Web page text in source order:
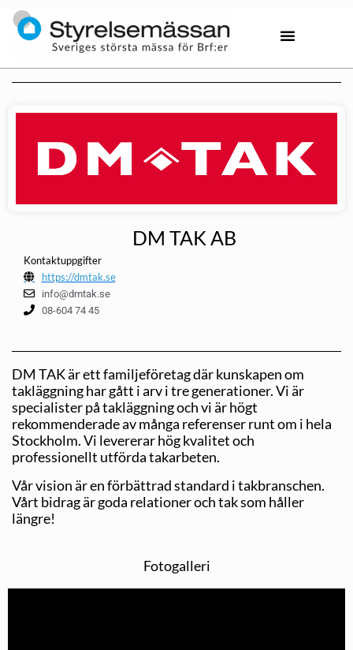
DM TAK AB
Kontaktuppgifter
https://dmtak.se
info@dmtak.se
08-604 74 45
DM TAK är ett familjeföretag där kunskapen om
takläggning har gått i arv i tre generationer. Vi är
specialister på takläggning och vi är högt
rekommenderade av många referenser runt om i hela
Stockholm. Vi levererar hög kvalitet och
professionellt utförda takarbeten.
Vår vision är en förbättrad standard i takbranschen.
Vårt bidrag är goda relationer och tak som håller
längre!
Fotogalleri